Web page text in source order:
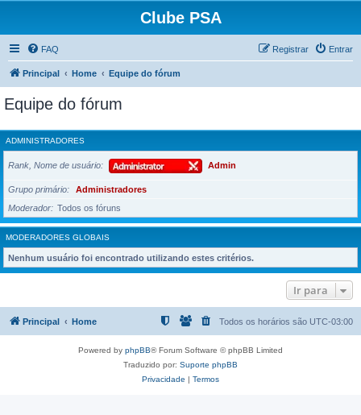
Clube PSA
FAQ Entrar
Registrar
Principal Home Equipe do fórum
Equipe do fórum
ADMINISTRADORES
Rank, Nome de usuário Admin
Grupo primário
Administradores
Moderador
Todos os fóruns
MODERADORES GLOBAIS
Nenhum usuário foi encontrado utilizando estes critérios.
Ir para
Principal Home Todos os horários são UTC-03:00
Powered by phpBB® Forum Software © phpBB Limited
Traduzido por: Suporte phpBB
Privacidade | Termos